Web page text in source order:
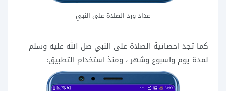
عداد ورد الصلاة على النبي
كما تجد احصائية الصلاة على النبي صل الله عليه وسلم
لمدة يوم واسبوع وشهر ، ومنذ استخدام التطبيق: